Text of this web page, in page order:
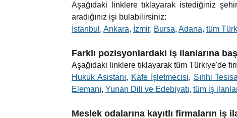
Aşağıdaki linklere tıklayarak istediğiniz
aradığınız işi bulabilirsiniz:
İstanbul , Ankara, İzmir, Bursa, Adana, tüm
Farklı pozisyonlardaki iş ilanlarına
Aşağıdaki linklere tıklayarak tüm Türkiye'de
Hukuk Asistanı, Kafe İşletmecisi, Sıhhi
Elemanı, Yunan Dili ve Edebiyatı, tüm iş
Meslek odalarına kayıtlı firmaların iş